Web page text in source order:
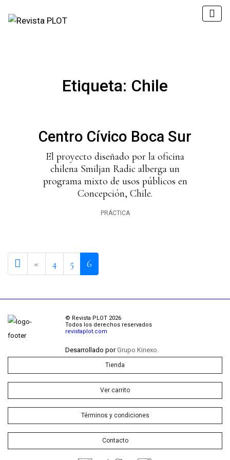
Etiqueta: Chile
Centro Cívico Boca Sur
El proyecto diseñado por la oficina
chilena Smiljan Radic alberga un
programa mixto de usos públicos en
Concepción, Chile.
PRÁCTICA
« Previous page
4 5 6
© Revista PLOT 2026
Todos los derechos reservados
revistaplot.com
Desarrollado porGrupo Kinexo.
Tienda
Ver carrito
Términos y condiciones
Contacto